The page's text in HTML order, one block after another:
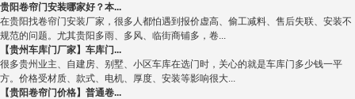
贵阳卷帘门安装哪家好？本...
在贵阳找卷帘门安装厂家，很多人都怕遇到报价虚高、偷工减料、售后失联、安装不
规范的问题。尤其贵阳多雨、多风、临街商铺多，卷...
【贵州车库门厂家】车库门...
很多贵州业主、自建房、别墅、小区车库在选门时，关心的就是车库门多少钱一平
方。价格受材质、款式、电机、厚度、安装等影响很大...
【贵阳卷帘门价格】普通卷...